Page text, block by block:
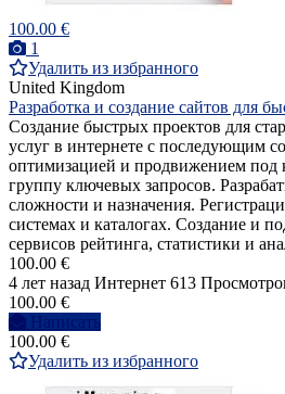
100.00 €
1
Удалить из избранного
United Kingdom
Разработка и создание сайтов для
Создание быстрых проектов для
услуг в интернете с последующим
оптимизацией и продвижением под
группу ключевых запросов.
сложности и назначения.
системах и каталогах. Создание и
сервисов рейтинга, статистики и
100.00 €
4 лет назад Интернет 613
100.00 €
Написать
100.00 €
Удалить из избранного